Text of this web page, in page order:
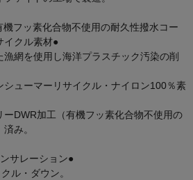
フッ素化合物不使用の耐久性撥水コー
イクル素材●
網を使用し海洋プラスチック汚染の削
シューマーリサイクル・ナイロン100％素
DWR加工（有機フッ素化合物不使用の
み。
サレーション●
ル・ダウン。